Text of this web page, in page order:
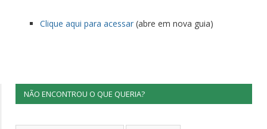
Clique aqui para acessar (abre em nova guia)
NÃO ENCONTROU O QUE QUERIA?